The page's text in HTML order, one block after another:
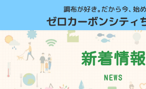
ン
キ
ー
に
新着情報
NEWS